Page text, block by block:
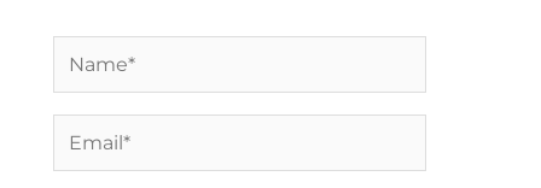
Name*
Email*